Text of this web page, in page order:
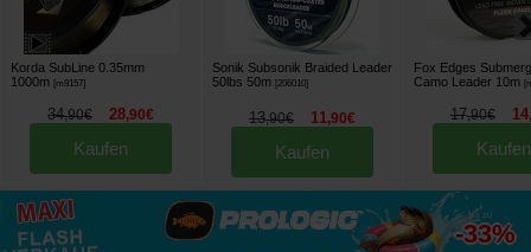
Korda SubLine 0.35mm
1000m [m9157]
34,90€ 28,90€
Kaufen
Sonik Subsonik Braided Leader
50lbs 50m
206010]
13,90€ 11 ,90€
Kaufen
Fox Edges
Camo Leader 10m [
17,90€ 14
Kaufen
bis zu
-33%